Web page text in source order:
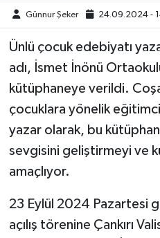
Günnur Şeker 24.09.2024 -
Ünlü çocuk edebiyatı
adı, İsmet İnönü
kütüphaneye verildi.
çocuklara yönelik eğitimci
yazar olarak, bu
sevgisini geliştirmeyi ve
amaçlıyor.
23 Eylül 2024 Pazartesi
açılış törenine Çankırı
MAGAZİN
VEFAT
BİLİM&TEKNOLOJİ
BÖLGE
TÜRKİYE